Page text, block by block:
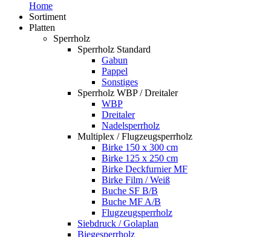
Home
Sortiment
Platten
Sperrholz
Sperrholz Standard
Gabun
Pappel
Sonstiges
Sperrholz WBP / Dreitaler
WBP
Dreitaler
Nadelsperrholz
Multiplex / Flugzeugsperrholz
Birke 150 x 300 cm
Birke 125 x 250 cm
Birke Deckfurnier MF
Birke Film / Weiß
Buche SF B/B
Buche MF A/B
Flugzeugsperrholz
Siebdruck / Golaplan
Biegesperrholz